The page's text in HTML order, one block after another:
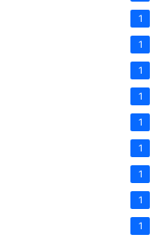
1
1
1
1
1
1
1
1
1